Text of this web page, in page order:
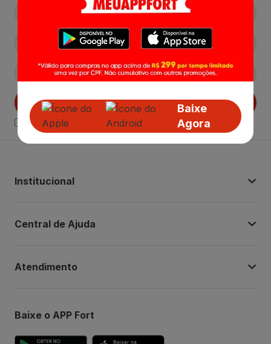
Baixe
Agora
Cadastrar
Declaro estar ciente das Politicas de Privacidade.
Institucional
Central de Ajuda
Atendimento
Baixe o APP Fort